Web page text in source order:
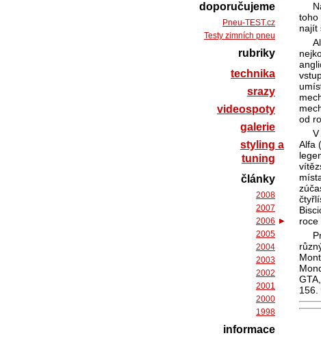
toho
najít
od
V
Alfa
roce
156.
doporučujeme
Pneu-TEST.cz
Testy zimních pneu
rubriky
technika
srazy
videospoty
galerie
styling a
tuning
články
2008
2007
2006
2005
2004
2003
2002
2001
2000
1998
informace